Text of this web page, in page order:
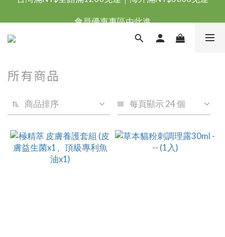
台灣滿NT$全館滿1200免運｜海外滿NT$3000免運
所有商品
商品排序 每頁顯示 24 個